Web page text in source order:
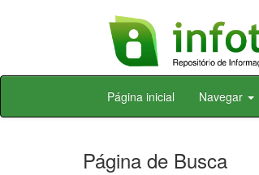
Skip
Página inicial Navegar
Página de Busca